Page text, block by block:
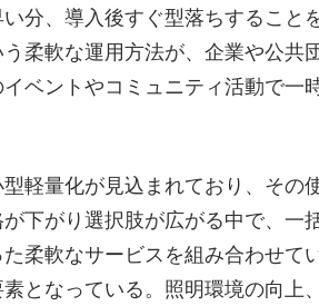
分、導入後すぐ型落ちすること
柔軟な運用方法が、企業や公共
ベントやコミュニティ活動で一
軽量化が見込まれており、その
下がり選択肢が広がる中で、一
柔軟なサービスを組み合わせて
となっている。照明環境の向上